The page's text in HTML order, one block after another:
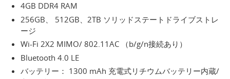
4GB DDR4 RAM
256GB、 512GB、2TB ソリッドステートドライブストレ
ージ
Wi-Fi 2X2 MIMO/ 802.11AC （b/g/n接続あり）
Bluetooth 4.0 LE
バッテリー： 1300 mAh 充電式リチウムバッテリー内蔵/